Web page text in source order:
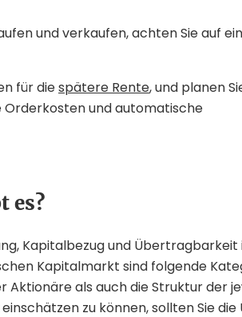
und verkaufen, achten Sie auf
für diespätere Rente, und planen
Orderkosten und automatische
es?
Kapitalbezug und Übertragbarkeit
Kapitalmarkt sind folgende
als auch die Struktur der
zu können, sollten Sie